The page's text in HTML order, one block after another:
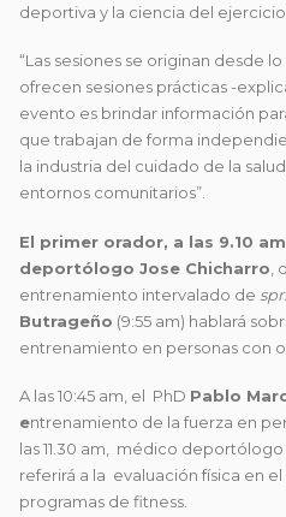
deportiva y la ciencia del
“Las sesiones se originan desde
ofrecen sesiones prácticas -
evento es brindar información
que trabajan de forma
la industria del cuidado de la
entornos comunitarios”.
El primer orador, a las 9.10
deportólogo Jose Chicharro ,
entrenamiento intervalado de
Butrageño (9:55 am) hablará
entrenamiento en personas con
A las 10:45 am, el PhD Pablo
entrenamiento de la fuerza en
las 11.30 am, médico deportólogo
referirá a la evaluación física en
programas de fitness.